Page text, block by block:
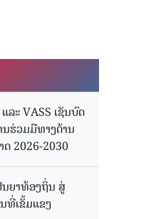
ລະ VASS ເຊັນບົດ
ຮ່ວມມືທາງດ້ານ
ດ 2026-2030
ຍາທ້ອງຖິ່ນ ສູ່
ທີ່ເຂັ້ມແຂງ